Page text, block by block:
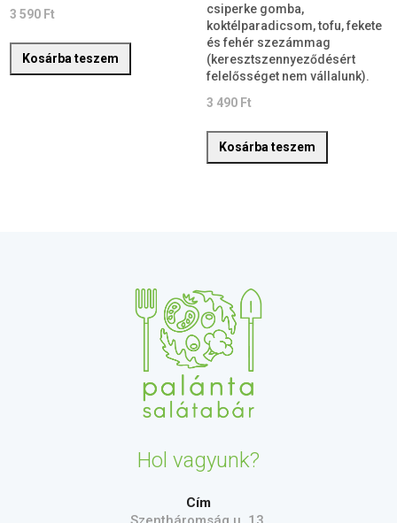
3 590 Ft
Kosárba teszem
csiperke gomba,
koktélparadicsom, tofu, fekete
és fehér szezámmag
(keresztszennyeződésért
felelősséget nem vállalunk).
3 490 Ft
Kosárba teszem
Hol vagyunk?
Cím